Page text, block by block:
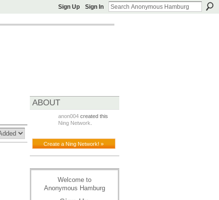
Sign Up Sign In
ABOUT
anon004created this
Ning Network
Create a Ning Network! »
Welcome to
Anonymous Hamburg